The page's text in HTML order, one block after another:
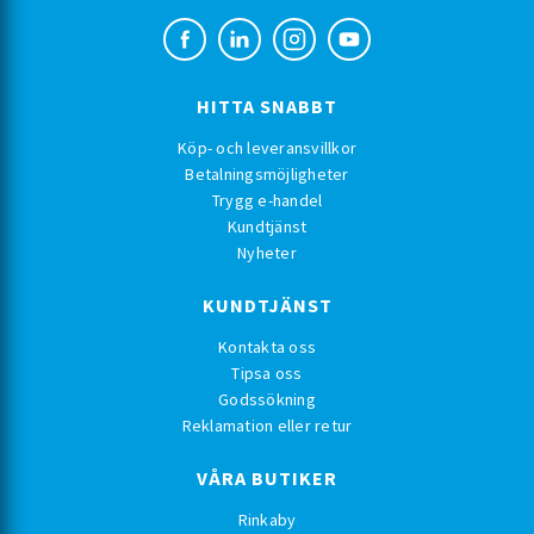
HITTA SNABBT
Köp- och leveransvillkor
Betalningsmöjligheter
Trygg e-handel
Kundtjänst
Nyheter
KUNDTJÄNST
Kontakta oss
Tipsa oss
Godssökning
Reklamation eller retur
VÅRA BUTIKER
Rinkaby